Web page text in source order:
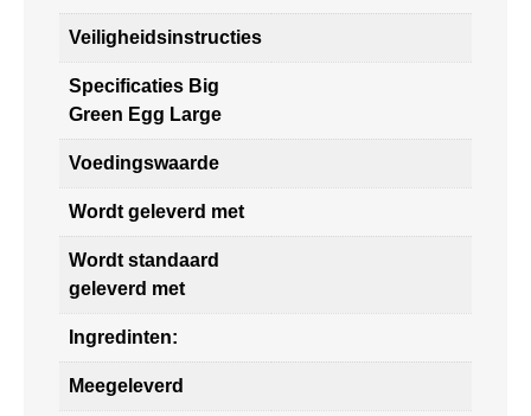
Veiligheidsinstructies
Specificaties Big
Green Egg Large
Voedingswaarde
Wordt geleverd met
Wordt standaard
geleverd met
Ingredinten:
Meegeleverd